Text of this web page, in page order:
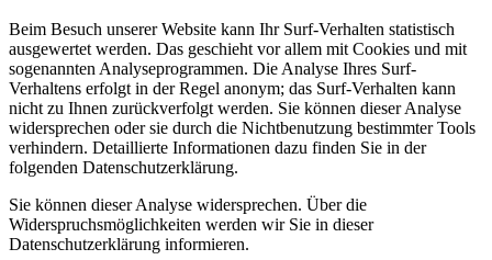
Beim Besuch unserer Website kann Ihr Surf-Verhalten statistisch
ausgewertet werden. Das geschieht vor allem mit Cookies und mit
sogenannten Analyseprogrammen. Die Analyse Ihres Surf-
Verhaltens erfolgt in der Regel anonym; das Surf-Verhalten kann
nicht zu Ihnen zurückverfolgt werden. Sie können dieser Analyse
widersprechen oder sie durch die Nichtbenutzung bestimmter Tools
verhindern. Detaillierte Informationen dazu finden Sie in der
folgenden Datenschutzerklärung.
Sie können dieser Analyse widersprechen. Über die
Widerspruchsmöglichkeiten werden wir Sie in dieser
Datenschutzerklärung informieren.